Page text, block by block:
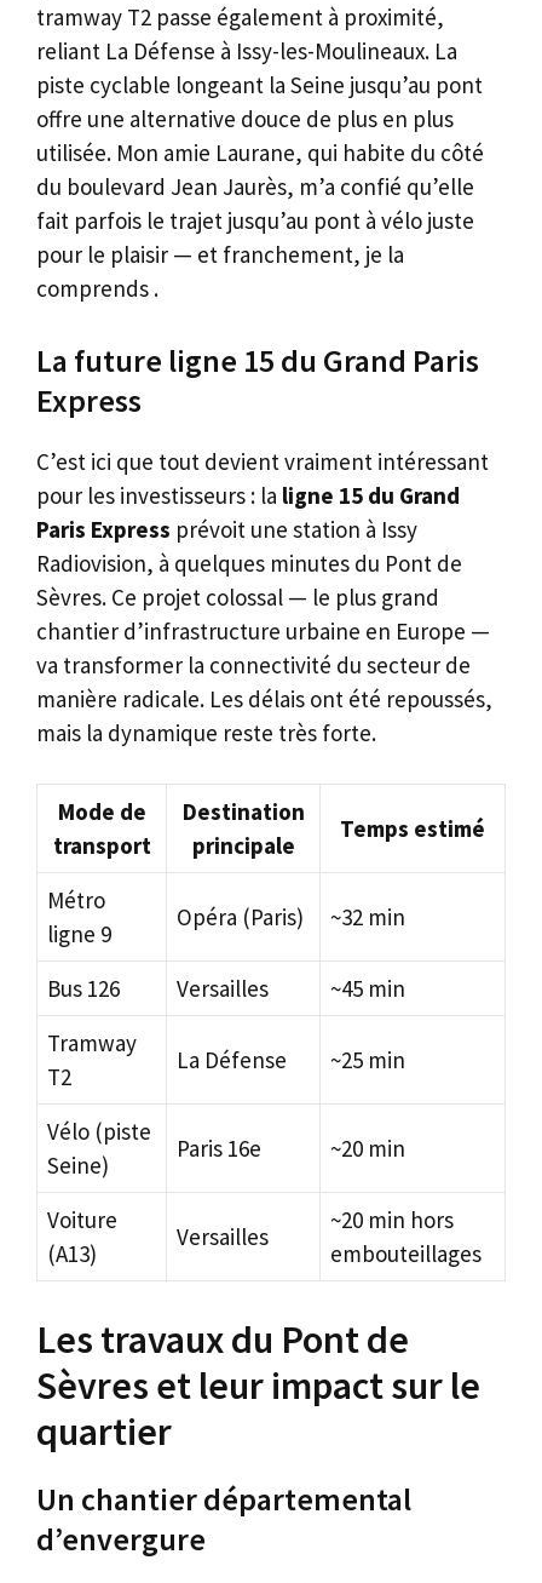
tramway T2 passe également à proximité,
reliant La Défense à Issy-les-Moulineaux. La
piste cyclable longeant la Seine jusqu’au pont
offre une alternative douce de plus en plus
utilisée. Mon amie Laurane, qui habite du côté
du boulevard Jean Jaurès, m’a confié qu’elle
fait parfois le trajet jusqu’au pont à vélo juste
pour le plaisir — et franchement, je la
comprends .
La future ligne 15 du Grand Paris
Express
C’est ici que tout devient vraiment intéressant
pour les investisseurs : la ligne 15 du Grand
Paris Express prévoit une station à Issy
Radiovision, à quelques minutes du Pont de
Sèvres. Ce projet colossal — le plus grand
chantier d’infrastructure urbaine en Europe —
va transformer la connectivité du secteur de
manière radicale. Les délais ont été repoussés,
mais la dynamique reste très forte.
Mode de
transport
Destination
principale
Temps estimé
Métro
ligne 9
Opéra (Paris) ~32 min
Bus 126 Versailles
~45 min
Tramway
T2
La Défense ~25 min
Vélo (piste
Seine)
Paris 16e ~20 min
Voiture
(A13)
Versailles
~20 min hors
embouteillages
Les travaux du Pont de
Sèvres et leur impact sur le
quartier
Un chantier départemental
d’envergure